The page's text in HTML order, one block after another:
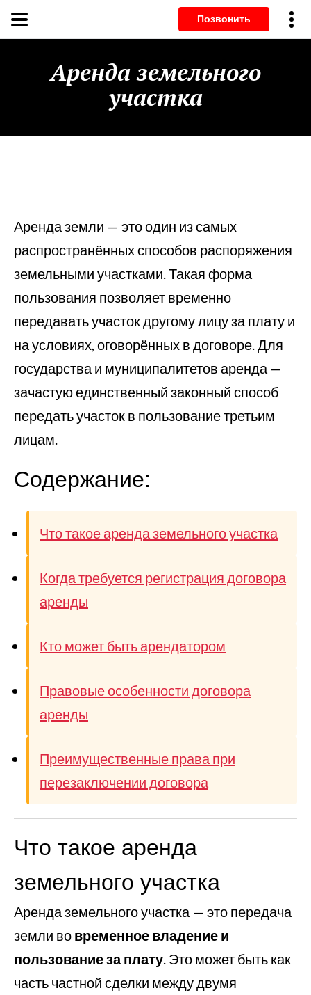
Аренда земельного
участка
Аренда земли — это один из самых
распространённых способов распоряжения
земельными участками. Такая форма
пользования позволяет временно
передавать участок другому лицу за плату и
на условиях, оговорённых в договоре. Для
государства и муниципалитетов аренда —
зачастую единственный законный способ
передать участок в пользование третьим
лицам.
Содержание:
Что такое аренда земельного участка
Когда требуется регистрация договора
аренды
Кто может быть арендатором
Правовые особенности договора
аренды
Преимущественные права при
перезаключении договора
Что такое аренда
земельного участка
Аренда земельного участка — это передача
земли во временное владение и
пользование за плату. Это может быть как
часть частной сделки между двумя